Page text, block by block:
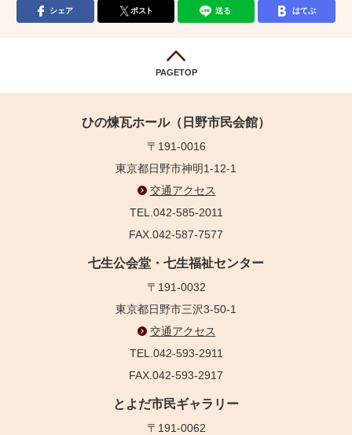
シェア ポスト 送る はてぶ
PAGETOP
ひの煉瓦ホール（日野市民会館）
〒191-0016
東京都日野市神明1-12-1
交通アクセス
TEL.042-585-2011
FAX.042-587-7577
七生公会堂・七生福祉センター
〒191-0032
東京都日野市三沢3-50-1
交通アクセス
TEL.042-593-2911
FAX.042-593-2917
とよだ市民ギャラリー
〒191-0062